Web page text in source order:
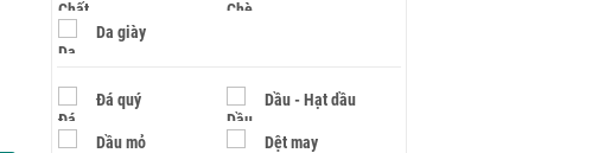
Da giày
Đá quý Dầu - Hạt dầu
Dầu mỏ Dệt may